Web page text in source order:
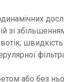
зі
або без